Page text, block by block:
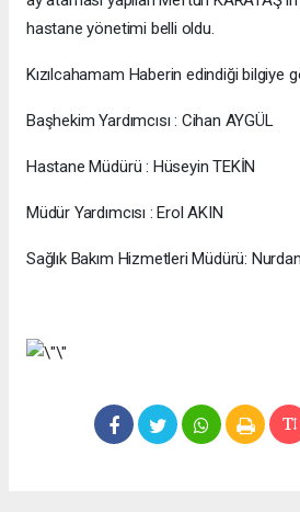
hastane yönetimi belli oldu.
Kızılcahamam Haberin edindiği bilgiye
Başhekim Yardımcısı : Cihan AYGÜL
Hastane Müdürü : Hüseyin TEKİN
Müdür Yardımcısı : Erol AKIN
Sağlık Bakım Hizmetleri Müdürü: